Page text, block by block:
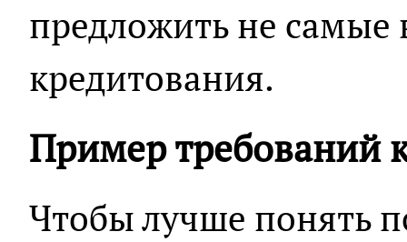
предложить не самые
кредитования.
Пример требований
Чтобы лучше понять